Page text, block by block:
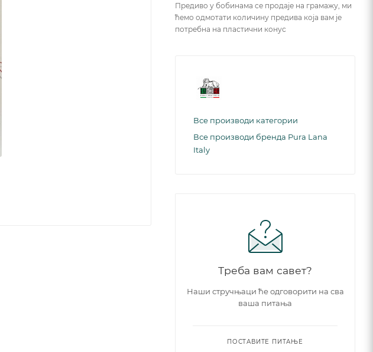
Предиво у бобинама се продаје на грамажу, ми
ћемо одмотати количину предива која вам је
потребна на пластични конус
Все производи категории
Все производи бренда Pura Lana
Italy
Треба вам савет?
Наши стручњаци ће одговорити на сва
ваша питања
ПОСТАВИТЕ ПИТАЊЕ